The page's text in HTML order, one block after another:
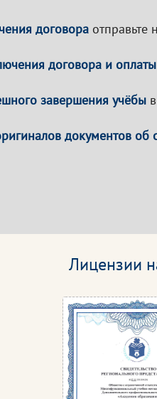
договора
договора и
завершения учёбы
документов об
Лицензии